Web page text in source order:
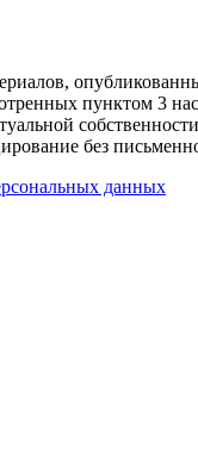
пунктом 3
без
данных